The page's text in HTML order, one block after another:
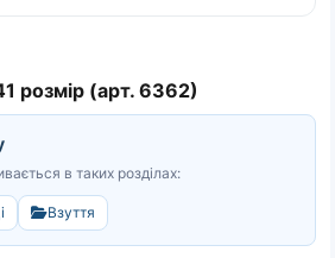
розмір (арт. 6362)
в таких розділах:
Взуття